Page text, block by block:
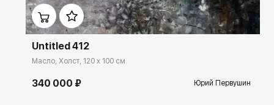
Untitled 412
Масло, Холст, 120 x 100 см
340 000 ₽ Юрий Первушин